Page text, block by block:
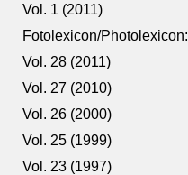
Vol. 1 (2011)
Fotolexicon/Photolexicon:
Vol. 28 (2011)
Vol. 27 (2010)
Vol. 26 (2000)
Vol. 25 (1999)
Vol. 23 (1997)